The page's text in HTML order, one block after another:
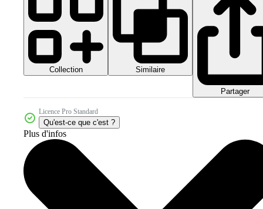
Collection Similaire
Partager
Licence Pro Standard
Qu'est-ce que c'est ?
Plus d'infos